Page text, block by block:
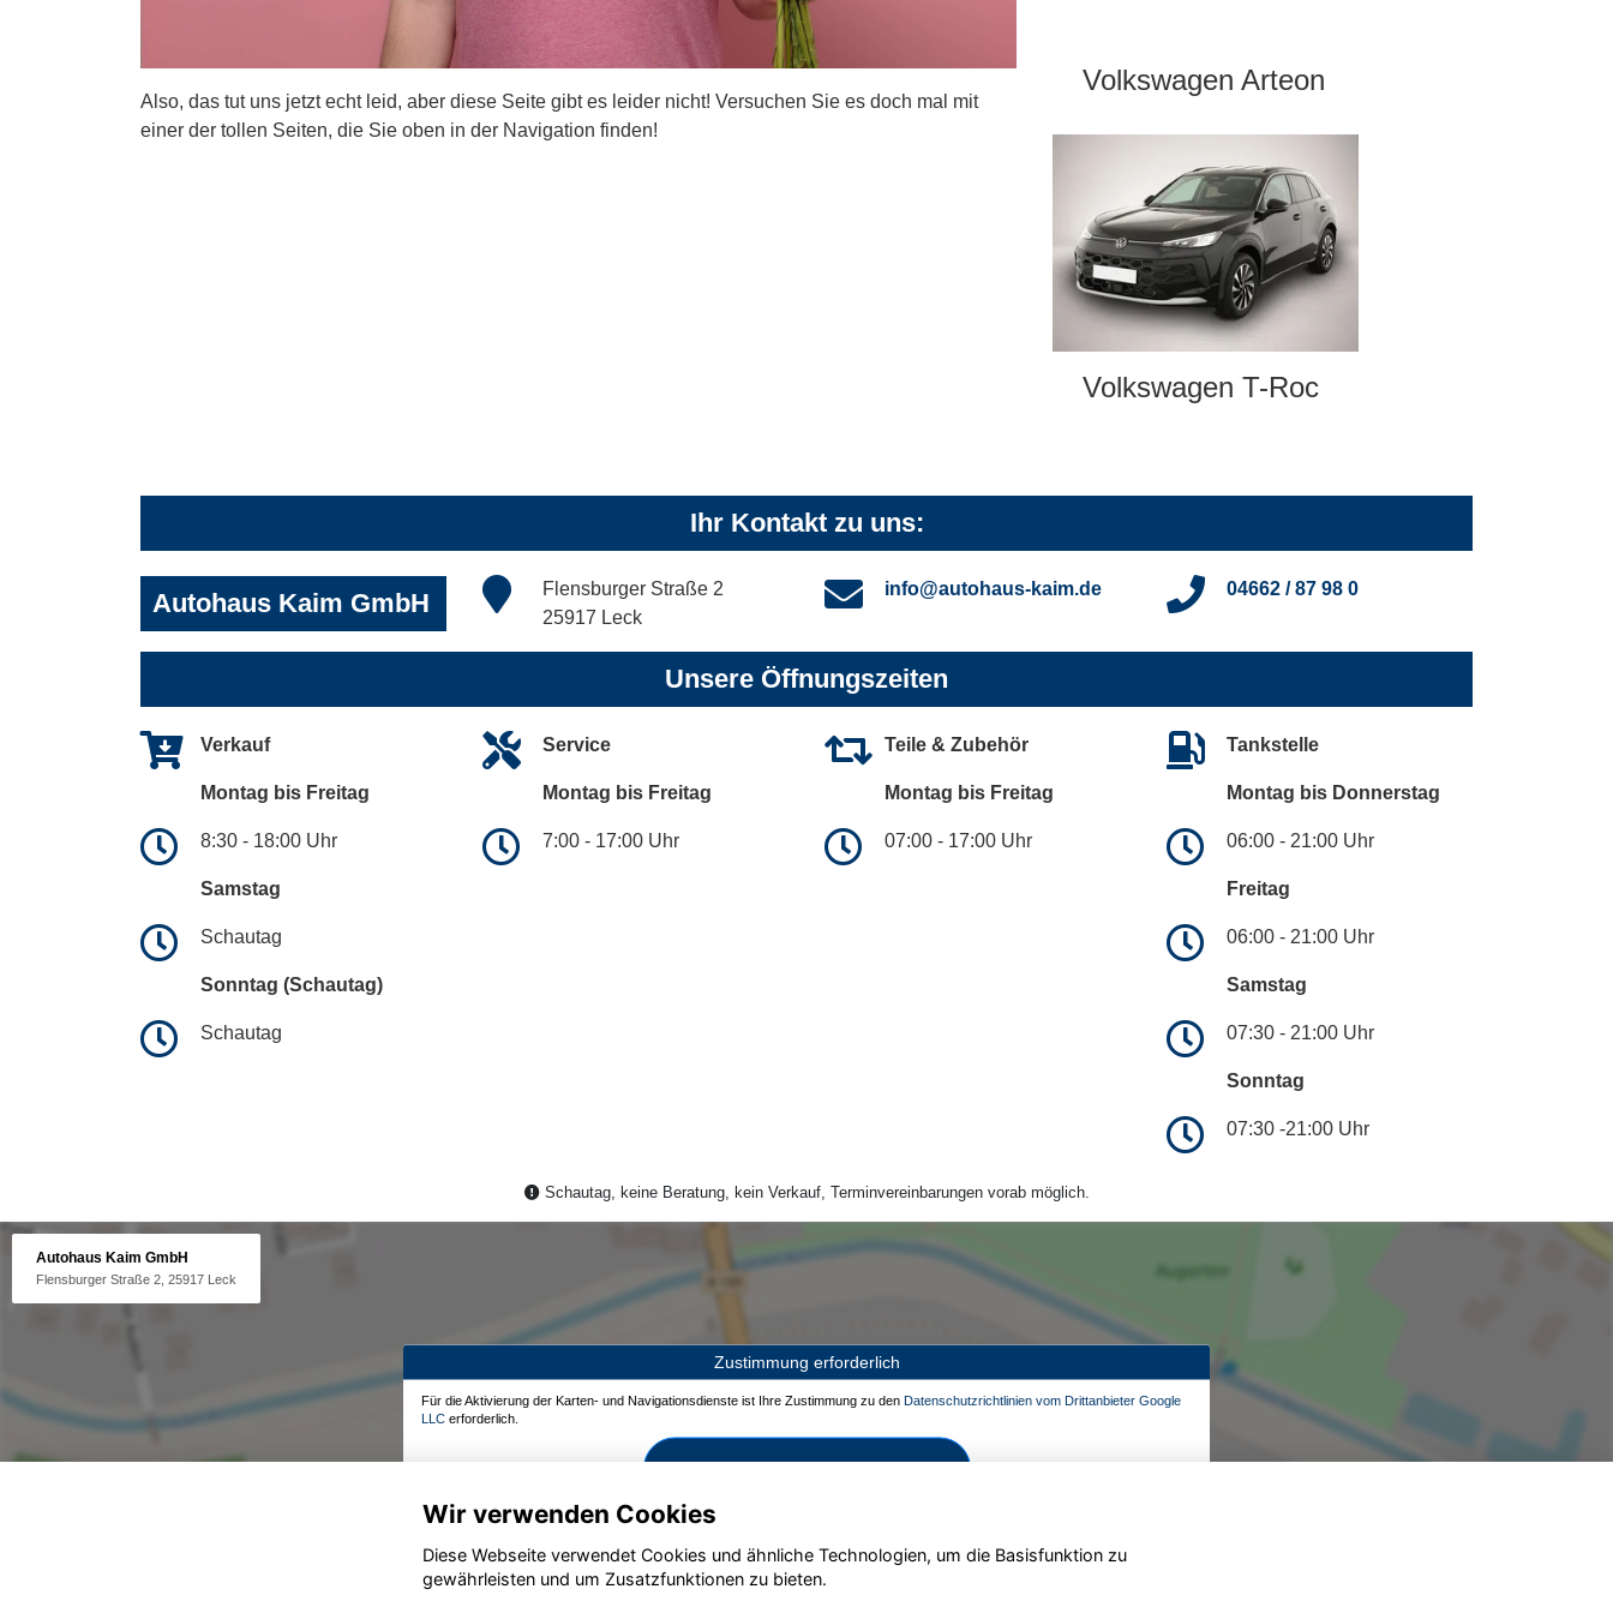
Also, das tut uns jetzt echt leid, aber diese Seite gibt es leider nicht! Versuchen Sie es doch mal mit
einer der tollen Seiten, die Sie oben in der Navigation finden!
Volkswagen Arteon
Volkswagen T-Roc
Ihr Kontakt zu uns:
Autohaus Kaim GmbH
Flensburger Straße 2
25917 Leck
info@autohaus-kaim.de 04662 / 87 98 0
Unsere Öffnungszeiten
Verkauf
Montag bis Freitag
8:30 - 18:00 Uhr
Samstag
Schautag
Sonntag (Schautag)
Schautag
Service
Montag bis Freitag
7:00 - 17:00 Uhr
Teile & Zubehör
Montag bis Freitag
07:00 - 17:00 Uhr
Tankstelle
Montag bis Donnerstag
06:00 - 21:00 Uhr
Freitag
06:00 - 21:00 Uhr
Samstag
07:30 - 21:00 Uhr
Sonntag
07:30 -21:00 Uhr
Schautag, keine Beratung, kein Verkauf, Terminvereinbarungen vorab möglich.
Autohaus Kaim GmbH
Flensburger Straße 2, 25917 Leck
Zustimmung erforderlich
Für die Aktivierung der Karten- und Navigationsdienste ist Ihre Zustimmung zu den Datenschutzrichtlinien vom Drittanbieter Google
LLC erforderlich.
Wir verwenden Cookies
Diese Webseite verwendet Cookies und ähnliche Technologien, um die Basisfunktion zu
gewährleisten und um Zusatzfunktionen zu bieten.